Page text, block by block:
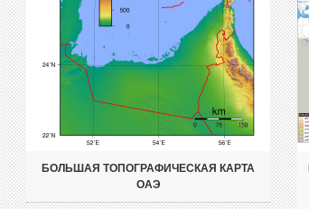
БОЛЬШАЯ ТОПОГРАФИЧЕСКАЯ КАРТА
ОАЭ